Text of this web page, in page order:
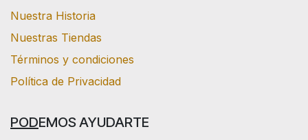
Nuestra Historia
Nuestras Tiendas
Términos y condiciones
Política de Privacidad
PODEMOS AYUDARTE